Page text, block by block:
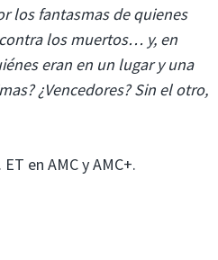
los fantasmas de quienes
los muertos… y, en
eran en un lugar y una
¿Vencedores? Sin el otro,
en AMC y AMC+.